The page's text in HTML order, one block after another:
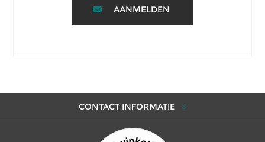
AANMELDEN
CONTACT INFORMATIE